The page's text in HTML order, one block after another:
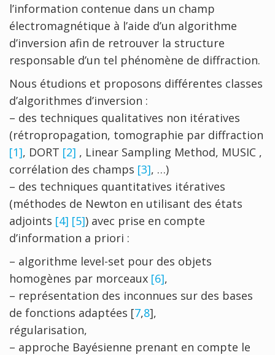
l’information contenue dans un champ
électromagnétique à l’aide d’un algorithme
d’inversion afin de retrouver la structure
responsable d’un tel phénomène de diffraction.
Nous étudions et proposons différentes classes
d’algorithmes d’inversion :
– des techniques qualitatives non itératives
(rétropropagation, tomographie par diffraction
[1], DORT [2] , Linear Sampling Method, MUSIC ,
corrélation des champs [3], …)
– des techniques quantitatives itératives
(méthodes de Newton en utilisant des états
adjoints [4] [5]) avec prise en compte
d’information a priori :
– algorithme level-set pour des objets
homogènes par morceaux [6],
– représentation des inconnues sur des bases
de fonctions adaptées [7,8],
régularisation,
– approche Bayésienne prenant en compte le